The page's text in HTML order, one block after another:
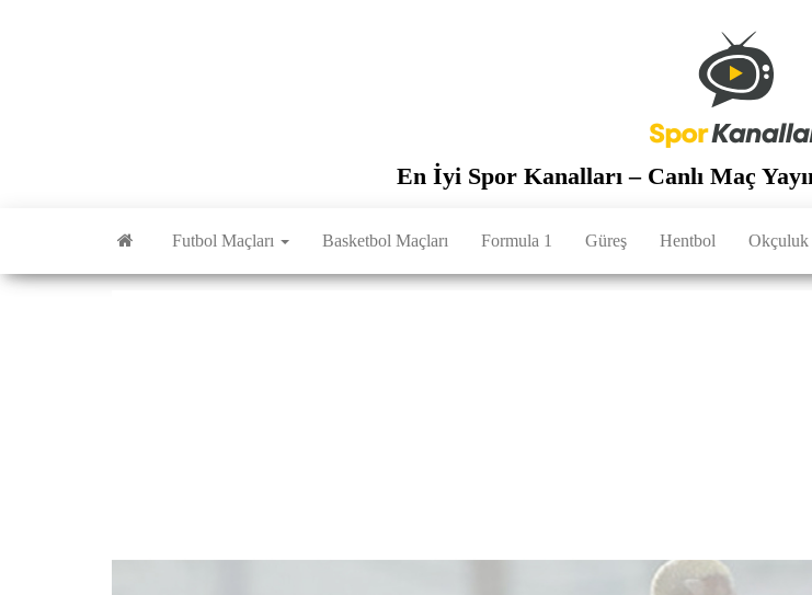
En İyi Spor Kanalları – Canlı Maç
Futbol Maçları Basketbol Maçları Formula 1 Güreş Hentbol Okçuluk